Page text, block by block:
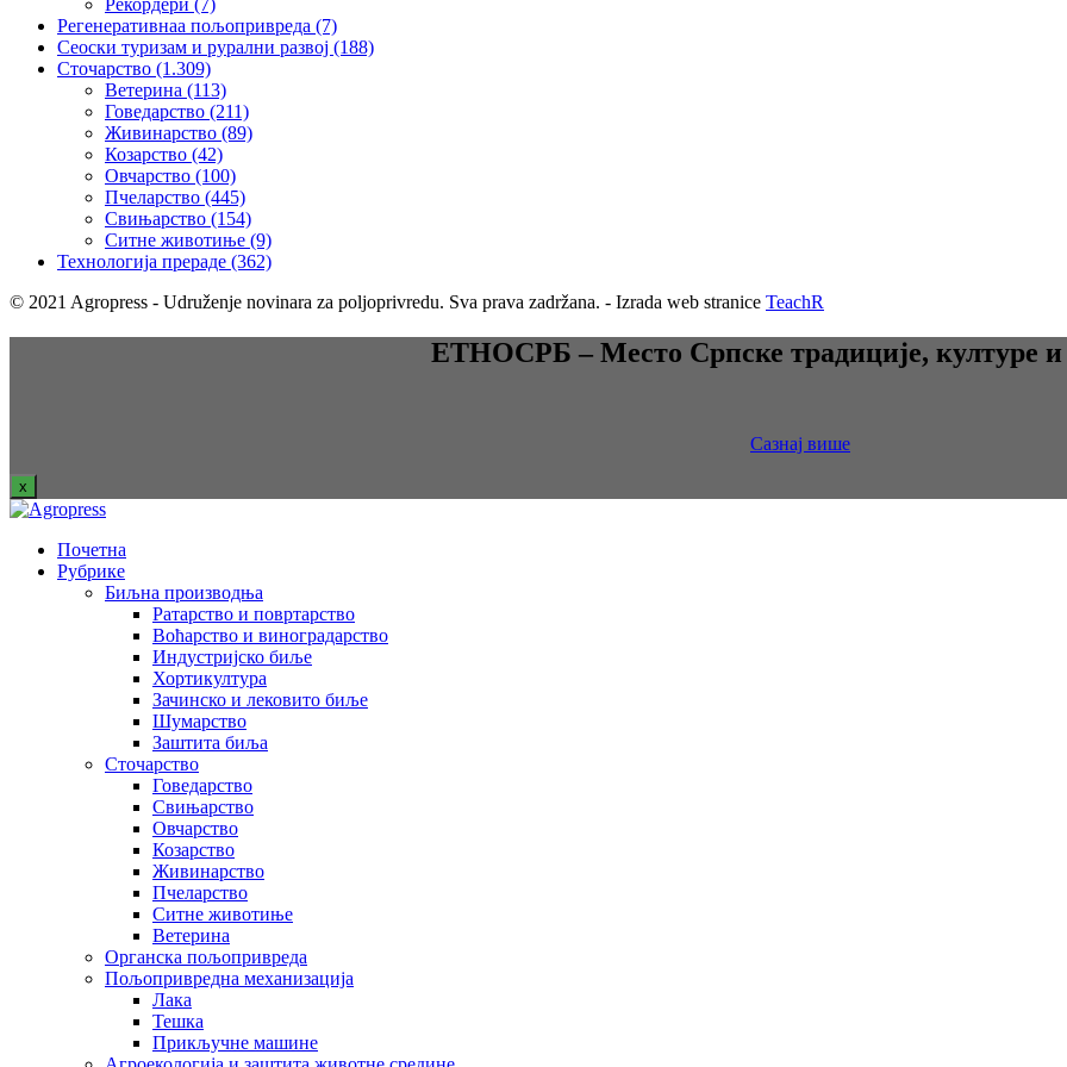
Регенеративнаа пољопривреда (7)
Сеоски туризам и рурални развој (188)
Сточарство (1.309)
Ветерина (113)
Говедарство (211)
Живинарство (89)
Козарство (42)
Овчарство (100)
Пчеларство (445)
Свињарство (154)
Ситне животиње (9)
Технологија прераде (362)
© 2021 Agropress - Udruženje novinara za poljoprivredu. Sva prava zadržana. - Izrada web stranice TeachR
ЕТНОСРБ – Место Српске традиције, културе и
Сазнај више
x
Почетна
Рубрике
Биљна производња
Ратарство и повртарство
Воћарство и виноградарство
Индустријско биље
Хортикултура
Зачинско и лековито биље
Шумарство
Заштита биља
Сточарство
Говедарство
Свињарство
Овчарство
Козарство
Живинарство
Пчеларство
Ситне животиње
Ветерина
Органска пољопривреда
Пољопривредна механизација
Лака
Тешка
Прикључне машине